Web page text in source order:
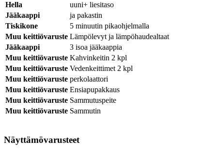
Hella
uuni+ liesitaso
Jääkaappi
ja pakastin
Tiskikone
5 minuutin pikaohjelmalla
Muu keittiövaruste Lämpölevyt ja lämpöhaudealtaat
Jääkaappi
3 isoa jääkaappia
Muu keittiövaruste Kahvinkeitin 2 kpl
Muu keittiövaruste Vedenkeittimet 2 kpl
Muu keittiövaruste perkolaattori
Muu keittiövaruste Ensiapupakkaus
Muu keittiövaruste Sammutuspeite
Muu keittiövaruste Sammutin
Näyttämövarusteet